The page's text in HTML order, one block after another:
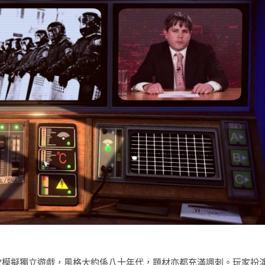
擬獨立遊戲，風格大約係八十年代，題材亦都充滿諷刺。玩家扮